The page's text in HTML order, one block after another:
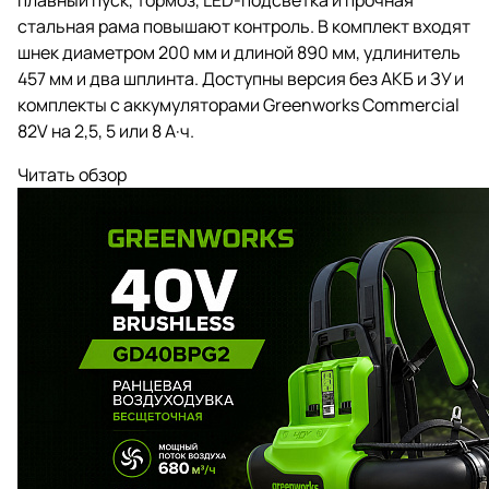
стальная рама повышают контроль. В комплект входят
шнек диаметром 200 мм и длиной 890 мм, удлинитель
457 мм и два шплинта. Доступны версия без АКБ и ЗУ и
комплекты с аккумуляторами Greenworks Commercial
82V на 2,5, 5 или 8 А·ч.
Читать обзор